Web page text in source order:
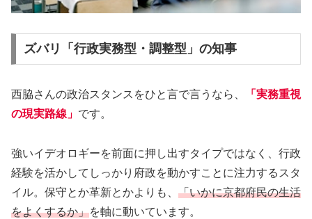
ズバリ「行政実務型・調整型」の知事
西脇さんの政治スタンスをひと言で言うなら、
「実務重視
の現実路線」 です。
強いイデオロギーを前面に押し出すタイプではなく、行政
経験を活かしてしっかり府政を動かすことに注力するスタ
イル。保守とか革新とかよりも、 「いかに京都府民の生活
をよくするか」を軸に動いています。